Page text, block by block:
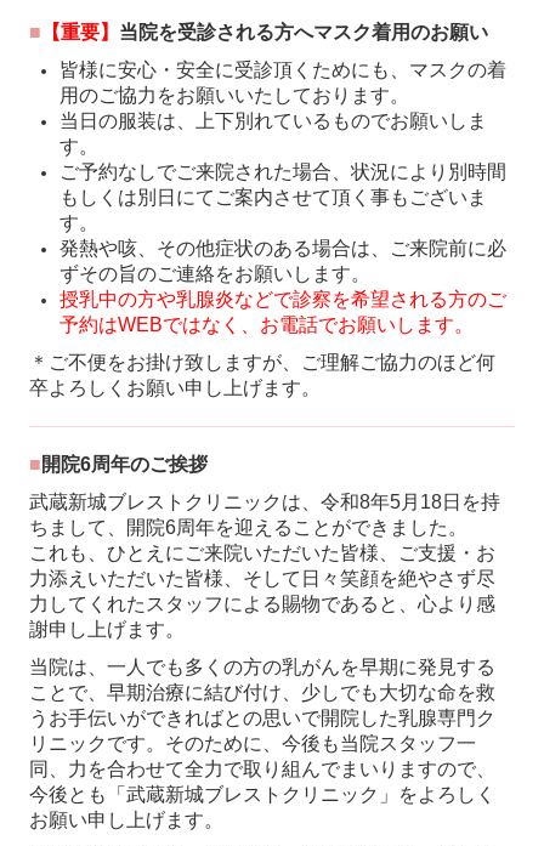
■ 【重要】 当院を受診される方へマスク着用のお願い
皆様に安心・安全に受診頂くためにも、マスクの着
用のご協力をお願いいたしております。
当日の服装は、上下別れているものでお願いしま
す。
ご予約なしでご来院された場合、状況により別時間
もしくは別日にてご案内させて頂く事もございま
す。
発熱や咳、その他症状のある場合は、ご来院前に必
ずその旨のご連絡をお願いします。
授乳中の方や乳腺炎などで診察を希望される方のご
予約はWEBではなく、お電話でお願いします。
＊ご不便をお掛け致しますが、ご理解ご協力のほど何
卒よろしくお願い申し上げます。
■開院6周年のご挨拶
武蔵新城ブレストクリニックは、令和8年5月18日を持
ちまして、開院6周年を迎えることができました。
これも、ひとえにご来院いただいた皆様、ご支援・お
力添えいただいた皆様、そして日々笑顔を絶やさず尽
力してくれたスタッフによる賜物であると、心より感
謝申し上げます。
当院は、一人でも多くの方の乳がんを早期に発見する
ことで、早期治療に結び付け、少しでも大切な命を救
うお手伝いができればとの思いで開院した乳腺専門ク
リニックです。そのために、今後も当院スタッフ一
同、力を合わせて全力で取り組んでまいりますので、
今後とも「武蔵新城ブレストクリニック」をよろしく
お願い申し上げます。